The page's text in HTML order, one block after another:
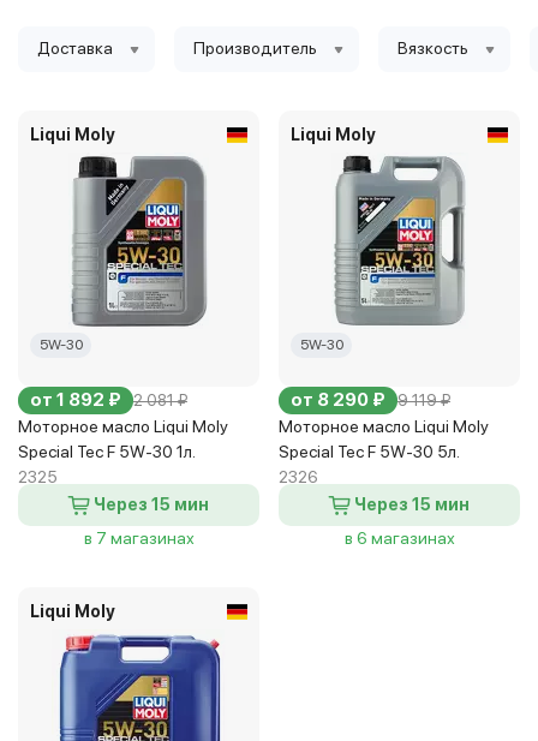
Доставка Производитель Вязкость
Liqui Moly
5W-30
от 1 892 ₽ 2 081 ₽
Моторное масло Liqui Moly
Special Tec F 5W-30 1л.
2325
Через 15 мин
в 7 магазинах
Liqui Moly
5W-30
от 8 290 ₽ 9 119 ₽
Моторное масло Liqui Moly
Special Tec F 5W-30 5л.
2326
Через 15 мин
в 6 магазинах
Liqui Moly